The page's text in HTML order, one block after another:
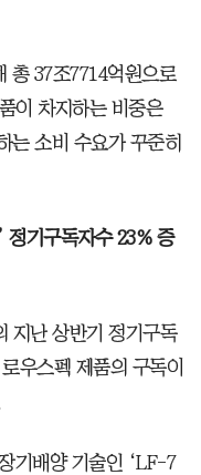
총 37조7714억원으로
이 차지하는 비중은
는 소비 수요가 꾸준히
기구독자수 23% 증
지난 상반기 정기구독
우스펙 제품의 구독이
기배양 기술인 ‘LF-7